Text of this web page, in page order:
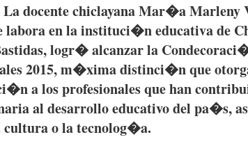
LadocentechiclayanaMar�aMarleny
laboraen lainstituci�neducativade
,logr�alcanzarla
2015,m�ximadistinci�nque
a losprofesionalesquehan
al desarrolloeducativodel pa�s,
culturao latecnolog�a.